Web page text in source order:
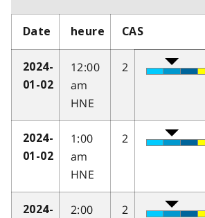
Date heure CAS
2024-
01-02
12:00
am
HNE
2
2024-
01-02
1:00
am
HNE
2
2024-
2:00
2